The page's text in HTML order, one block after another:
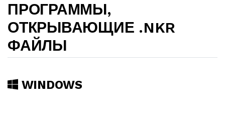
ПРОГРАММЫ,
ОТКРЫВАЮЩИЕ .NKR
ФАЙЛЫ
WINDOWS